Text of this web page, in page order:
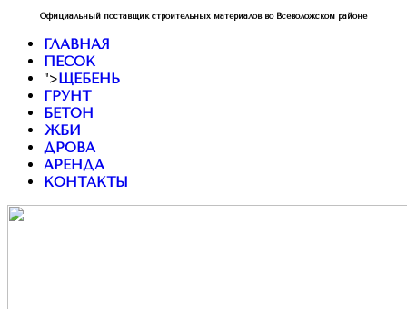
Официальный поставщик строительных материалов во Всеволожском районе
ГЛАВНАЯ
ПЕСОК
">ЩЕБЕНЬ
ГРУНТ
БЕТОН
ЖБИ
ДРОВА
АРЕНДА
КОНТАКТЫ